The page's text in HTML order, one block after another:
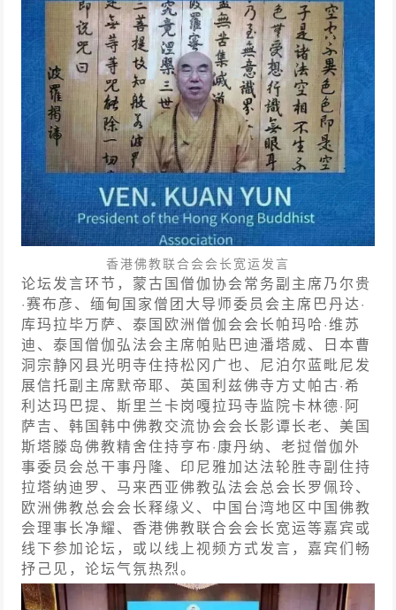
香港佛教联合会会长宽运发言
论坛发言环节，蒙古国僧伽协会常务副主席乃尔贵
·赛布彦、缅甸国家僧团大导师委员会主席巴丹达·
库玛拉毕万萨、泰国欧洲僧伽会会长帕玛哈·维苏
迪、泰国僧伽弘法会主席帕贴巴迪潘塔威、日本曹
洞宗静冈县光明寺住持松冈广也、尼泊尔蓝毗尼发
展信托副主席默帝耶、英国利兹佛寺方丈帕古·希
利达玛巴提、斯里兰卡岗嘎拉玛寺监院卡林德·阿
萨吉、韩国韩中佛教交流协会会长影谭长老、美国
斯塔滕岛佛教精舍住持亨布·康丹纳、老挝僧伽外
事委员会总干事丹隆、印尼雅加达法轮胜寺副住持
拉塔纳迪罗、马来西亚佛教弘法会总会长罗佩玲、
欧洲佛教总会会长释缘义、中国台湾地区中国佛教
会理事长净耀、香港佛教联合会会长宽运等嘉宾或
线下参加论坛，或以线上视频方式发言，嘉宾们畅
抒己见，论坛气氛热烈。